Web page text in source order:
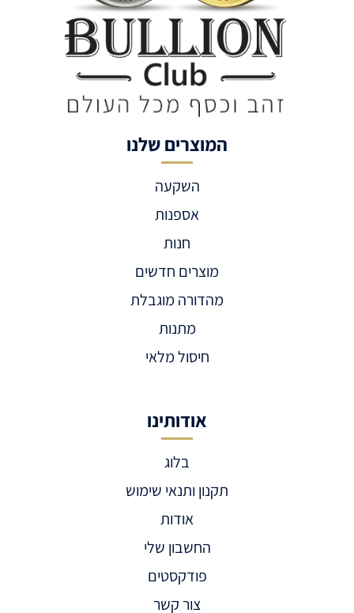
המוצרים שלנו
השקעה
אספנות
חנות
מוצרים חדשים
מהדורה מוגבלת
מתנות
חיסול מלאי
אודותינו
בלוג
תקנון ותנאי שימוש
אודות
החשבון שלי
פודקסטים
צור קשר